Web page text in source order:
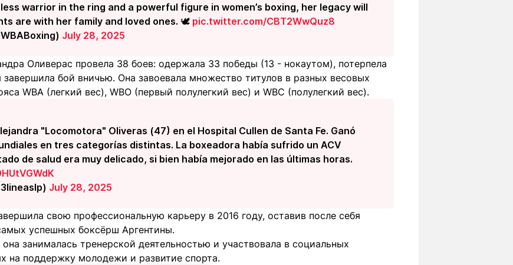
warrior in the ring and a powerful figure in women’s boxing, her legacy will
are with her family and loved ones. 🕊️ pic.twitter.com/CBT2WwQuz8
July 28, 2025
Оливерас провела 38 боев: одержала 33 победы (13 - нокаутом), потерпела
бой вничью. Она завоевала множество титулов в разных весовых
WBA (легкий вес), WBO (первый полулегкий вес) и WBC (полулегкий вес).
"Locomotora" Oliveras (47) en el Hospital Cullen de Santa Fe. Ganó
en tres categorías distintas. La boxeadora había sufrido un ACV
de salud era muy delicado, si bien había mejorado en las últimas horas.
July 28, 2025
свою профессиональную карьеру в 2016 году, оставив после себя
успешных боксёрш Аргентины.
занималась тренерской деятельностью и участвовала в социальных
на поддержку молодежи и развитие спорта.